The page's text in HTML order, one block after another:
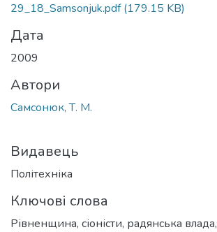
29_18_Samsonjuk.pdf(179.15 KB)
Дата
2009
Автори
Самсонюк, Т. М.
Видавець
Політехніка
Ключові слова
Рівненщина, сіоністи, радянська влада,